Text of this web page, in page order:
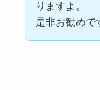
りますよ。
是非お勧めで